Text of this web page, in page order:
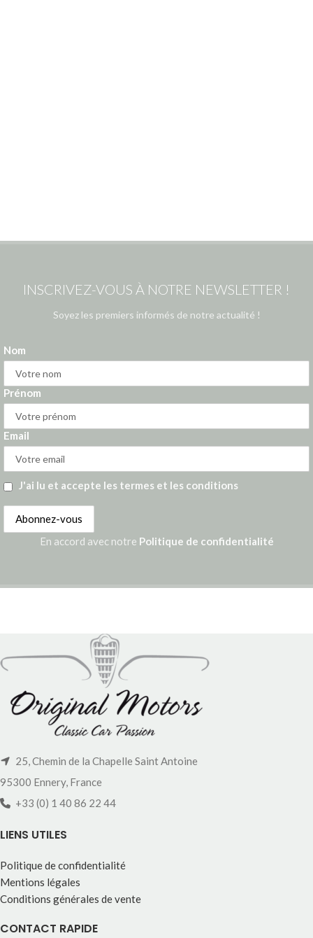
INSCRIVEZ-VOUS À NOTRE NEWSLETTER !
Soyez les premiers informés de notre actualité !
Nom
Prénom
Email
J'ai lu et accepte les termes et les conditions
En accord avec notre Politique de confidentialité
25, Chemin de la Chapelle Saint Antoine
95300 Ennery, France
+33 (0) 1 40 86 22 44
LIENS UTILES
Politique de confidentialité
Mentions légales
Conditions générales de vente
CONTACT RAPIDE